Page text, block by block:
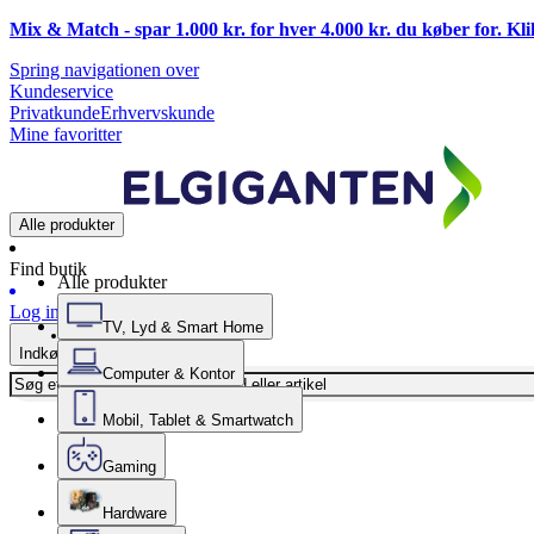
Mix & Match - spar 1.000 kr. for hver 4.000 kr. du køber for.
Spring navigationen over
Kundeservice
PrivatkundeErhvervskunde
Mine favoritter
Alle produkter
Find butik
Log ind
Indkøbskurv
Alle produkter
TV, Lyd & Smart Home
Computer & Kontor
Mobil, Tablet & Smartwatch
Gaming
Hardware